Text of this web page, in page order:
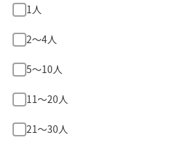
1人
2〜4人
5〜10人
11〜20人
21〜30人